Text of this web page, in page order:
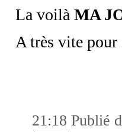
La voilà MA
A très vite pour
21:18 Publié